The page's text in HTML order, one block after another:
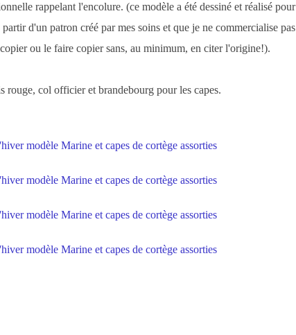
rappelant l'encolure. (ce modèle a été dessiné et réalisé pour
d'un patron créé par mes soins et que je ne commercialise pas
ou le faire copier sans, au minimum, en citer l'origine!).
rouge, col officier et brandebourg pour les capes.